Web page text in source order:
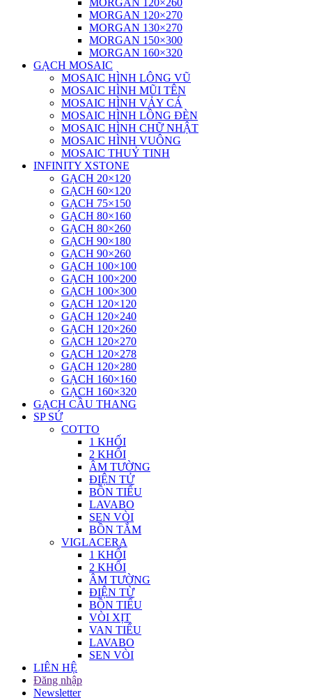
MORGAN 120×260
MORGAN 120×270
MORGAN 130×270
MORGAN 150×300
MORGAN 160×320
GẠCH MOSAIC
MOSAIC HÌNH LÔNG VŨ
MOSAIC HÌNH MŨI TÊN
MOSAIC HÌNH VẢY CÁ
MOSAIC HÌNH LỒNG ĐÈN
MOSAIC HÌNH CHỮ NHẬT
MOSAIC HÌNH VUÔNG
MOSAIC THUỶ TINH
INFINITY XSTONE
GẠCH 20×120
GẠCH 60×120
GẠCH 75×150
GẠCH 80×160
GẠCH 80×260
GẠCH 90×180
GẠCH 90×260
GẠCH 100×100
GẠCH 100×200
GẠCH 100×300
GẠCH 120×120
GẠCH 120×240
GẠCH 120×260
GẠCH 120×270
GẠCH 120×278
GẠCH 120×280
GẠCH 160×160
GẠCH 160×320
GẠCH CẦU THANG
SP SỨ
COTTO
1 KHỐI
2 KHỐI
ÂM TƯỜNG
ĐIỆN TỬ
BỒN TIỂU
LAVABO
SEN VÒI
BỒN TẮM
VIGLACERA
1 KHỐI
2 KHỐI
ÂM TƯỜNG
ĐIỆN TỪ
BỒN TIỂU
VÒI XỊT
VAN TIỂU
LAVABO
SEN VÒI
LIÊN HỆ
Đăng nhập
Newsletter